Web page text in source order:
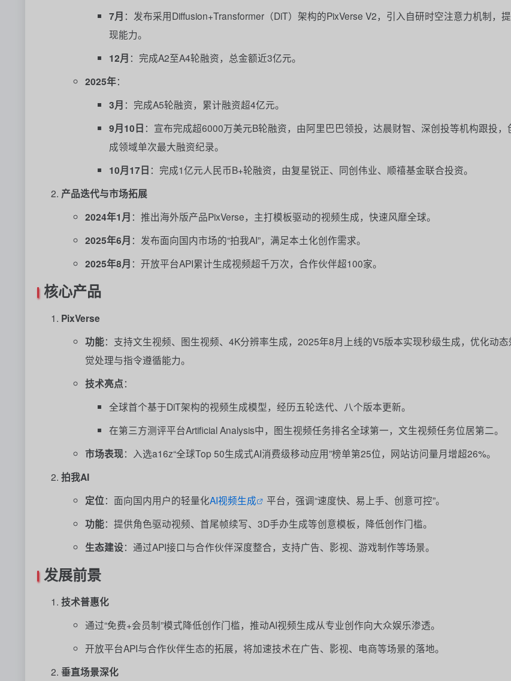
7月 ：发布采用Diffusion+Transformer（DiT）架构的PixVerse V2，引入自研时空注意力机制，
现能力。
12月 ：完成A2至A4轮融资，总金额近3亿元。
2025年：
3月 ：完成A5轮融资，累计融资超4亿元。
9月10日 ：宣布完成超6000万美元B轮融资，由阿里巴巴领投，达晨财智、深创投等机构跟投，
成领域单次最大融资纪录。
10月17日 ：完成1亿元人民币B+轮融资，由复星锐正、同创伟业、顺禧基金联合投资。
产品迭代与市场拓展
2024年1月 ：推出海外版产品PixVerse，主打模板驱动的视频生成，快速风靡全球。
2025年6月 ：发布面向国内市场的“拍我AI”，满足本土化创作需求。
2025年8月 ：开放平台API累计生成视频超千万次，合作伙伴超100家。
核心产品
PixVerse
功能：支持文生视频、图生视频、4K分辨率生成，2025年8月上线的V5版本实现秒级生成，优化动
觉处理与指令遵循能力。
技术亮点：
全球首个基于DiT架构的视频生成模型，经历五轮迭代、八个版本更新。
在第三方测评平台Artificial Analysis中，图生视频任务排名全球第一，文生视频任务位居第二。
市场表现：入选a16z“全球Top 50生成式AI消费级移动应用”榜单第25位，网站访问量月增超26%。
拍我AI
定位：面向国内用户的轻量化AI视频生成 平台，强调“速度快、易上手、创意可控”。
功能：提供角色驱动视频、首尾帧续写、3D手办生成等创意模板，降低创作门槛。
生态建设：通过API接口与合作伙伴深度整合，支持广告、影视、游戏制作等场景。
发展前景
技术普惠化
通过“免费+会员制”模式降低创作门槛，推动AI视频生成从专业创作向大众娱乐渗透。
开放平台API与合作伙伴生态的拓展，将加速技术在广告、影视、电商等场景的落地。
垂直场景深化